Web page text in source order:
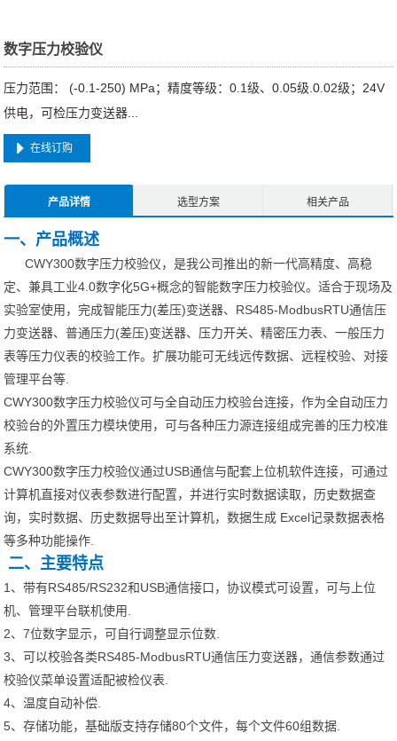
数字压力校验仪
压力范围： (-0.1-250) MPa；精度等级：0.1级、0.05级.0.02级；24V
供电，可检压力变送器...
在线订购
产品详情 选型方案 相关产品
一、产品概述
CWY300数字压力校验仪，是我公司推出的新一代高精度、高稳
定、兼具工业4.0数字化5G+概念的智能数字压力校验仪。适合于现场及
实验室使用，完成智能压力(差压)变送器、RS485-ModbusRTU通信压
力变送器、普通压力(差压)变送器、压力开关、精密压力表、一般压力
表等压力仪表的校验工作。扩展功能可无线远传数据、远程校验、对接
管理平台等.
CWY300数字压力校验仪可与全自动压力校验台连接，作为全自动压力
校验台的外置压力模块使用，可与各种压力源连接组成完善的压力校准
系统.
CWY300数字压力校验仪通过USB通信与配套上位机软件连接，可通过
计算机直接对仪表参数进行配置，并进行实时数据读取，历史数据查
询，实时数据、历史数据导出至计算机，数据生成 Excel记录数据表格
等多种功能操作.
二、主要特点
1、带有RS485/RS232和USB通信接口，协议模式可设置，可与上位
机、管理平台联机使用.
2、7位数字显示，可自行调整显示位数.
3、可以校验各类RS485-ModbusRTU通信压力变送器，通信参数通过
校验仪菜单设置适配被检仪表.
4、温度自动补偿.
5、存储功能，基础版支持存储80个文件，每个文件60组数据.